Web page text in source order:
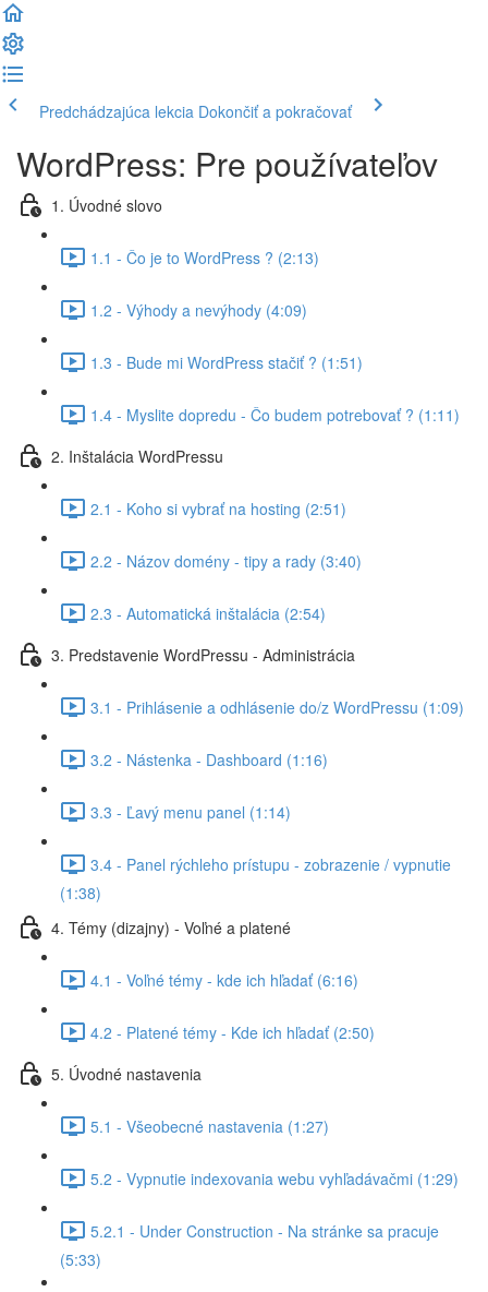
Predchádzajúca lekcia Dokončiť a pokračovať
WordPress: Pre používateľov
1. Úvodné slovo
1.1 - Čo je to WordPress ? (2:13)
1.2 - Výhody a nevýhody (4:09)
1.3 - Bude mi WordPress stačiť ? (1:51)
1.4 - Myslite dopredu - Čo budem potrebovať ? (1:11)
2. Inštalácia WordPressu
2.1 - Koho si vybrať na hosting (2:51)
2.2 - Názov domény - tipy a rady (3:40)
2.3 - Automatická inštalácia (2:54)
3. Predstavenie WordPressu - Administrácia
3.1 - Prihlásenie a odhlásenie do/z WordPressu (1:09)
3.2 - Nástenka - Dashboard (1:16)
3.3 - Ľavý menu panel (1:14)
3.4 - Panel rýchleho prístupu - zobrazenie / vypnutie
(1:38)
4. Témy (dizajny) - Voľné a platené
4.1 - Voľné témy - kde ich hľadať (6:16)
4.2 - Platené témy - Kde ich hľadať (2:50)
5. Úvodné nastavenia
5.1 - Všeobecné nastavenia (1:27)
5.2 - Vypnutie indexovania webu vyhľadávačmi (1:29)
5.2.1 - Under Construction - Na stránke sa pracuje
(5:33)